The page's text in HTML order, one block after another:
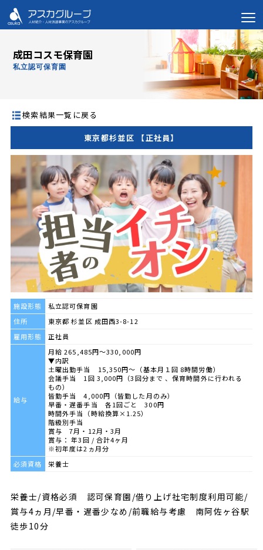
成田コスモ保育園
私立認可保育園
検索結果一覧に戻る
東京都杉並区 【正社員】
施設形態
私立認可保育園
住所
東京都 杉並区 成田西3-8-12
雇用形態
正社員
給与
月給 265,485円～330,000円
▼内訳
土曜出勤手当 15,350円～（基本月１回 8時間労働）
会議手当 1回 3,000円（3回分まで 、保育時間外に行われる
もの）
皆勤手当 4,000円（皆勤した月のみ）
早番・遅番手当 各1回ごと 300円
時間外手当（時給換算×1.25）
階級別手当
賞与 7月・12月・3月
賞与： 年3回 / 合計4ヶ月
※初年度は2ヵ月分
必須資格
栄養士
栄養士/資格必須 認可保育園/借り上げ社宅制度利用可能/
賞与4ヵ月/早番・遅番少なめ/前職給与考慮 南阿佐ヶ谷駅
徒歩10分